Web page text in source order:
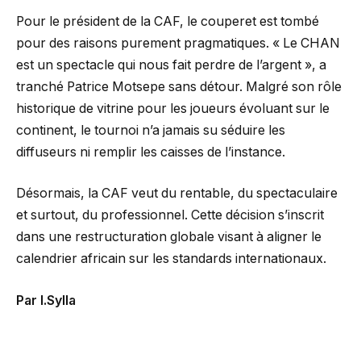
Pour le président de la CAF, le couperet est tombé
pour des raisons purement pragmatiques. « Le CHAN
est un spectacle qui nous fait perdre de l’argent », a
tranché Patrice Motsepe sans détour. Malgré son rôle
historique de vitrine pour les joueurs évoluant sur le
continent, le tournoi n’a jamais su séduire les
diffuseurs ni remplir les caisses de l’instance.
Désormais, la CAF veut du rentable, du spectaculaire
et surtout, du professionnel. Cette décision s’inscrit
dans une restructuration globale visant à aligner le
calendrier africain sur les standards internationaux.
Par I.Sylla